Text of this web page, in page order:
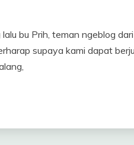
bu Prih, teman ngeblog
supaya kami dapat